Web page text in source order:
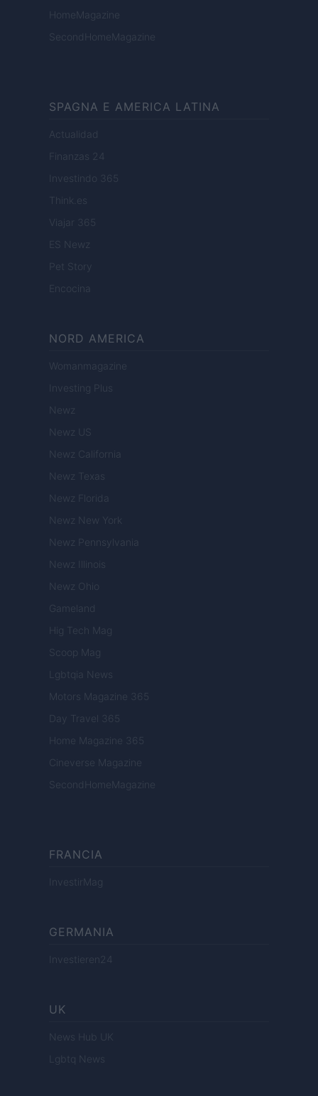
HomeMagazine
SecondHomeMagazine
SPAGNA E AMERICA LATINA
Actualidad
Finanzas 24
Investindo 365
Think.es
Viajar 365
ES Newz
Pet Story
Encocina
NORD AMERICA
Womanmagazine
Investing Plus
Newz
Newz US
Newz California
Newz Texas
Newz Florida
Newz New York
Newz Pennsylvania
Newz Illinois
Newz Ohio
Gameland
Hig Tech Mag
Scoop Mag
Lgbtqia News
Motors Magazine 365
Day Travel 365
Home Magazine 365
Cineverse Magazine
SecondHomeMagazine
FRANCIA
InvestirMag
GERMANIA
Investieren24
UK
News Hub UK
Lgbtq News